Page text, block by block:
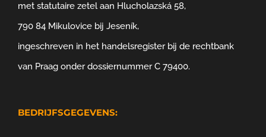
met statutaire zetel aan Hlucholazská 58,
790 84 Mikulovice bij Jeseník,
ingeschreven in het handelsregister bij de rechtbank
van Praag onder dossiernummer C 79400.
BEDRIJFSGEGEVENS: